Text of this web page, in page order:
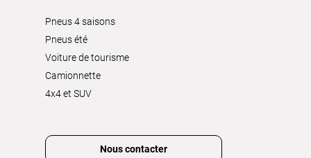
Pneus 4 saisons
Pneus été
Voiture de tourisme
Camionnette
4x4 et SUV
Nous contacter